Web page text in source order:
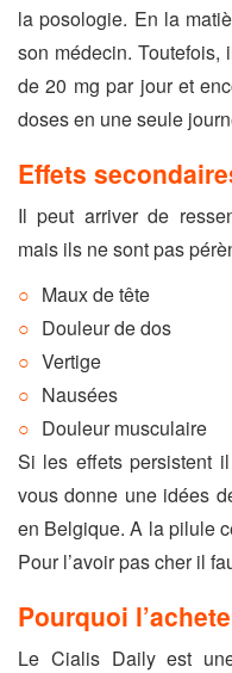
la posologie. En la
son médecin.
de 20 mg par jour et
doses en une seule
Effets
Il peut arriver de
mais ils ne sont pas
Maux de tête
Douleur de dos
Vertige
Nausées
Douleur musculaire
Si les effets persistent
vous donne une idées
en Belgique. A la pilule
Pour l’avoir pas cher il
Pourquoi
Le Cialis Daily est